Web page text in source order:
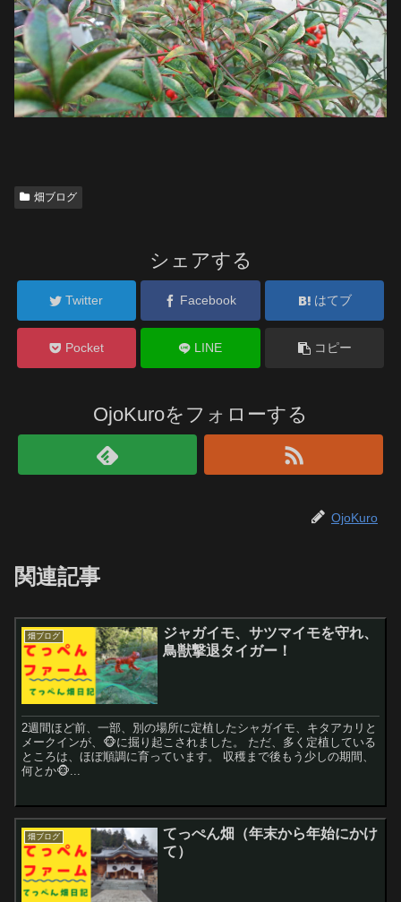
畑ブログ
シェアする
Twitter Facebook はてブ
Pocket LINE コピー
OjoKuroをフォローする
OjoKuro
関連記事
畑ブログ
ジャガイモ、サツマイモを守れ、
鳥獣撃退タイガー！
2週間ほど前、一部、別の場所に定植したシャガイモ、キタアカリと
メークインが、🐵に掘り起こされました。 ただ、多く定植している
ところは、ほぼ順調に育っています。 収穫まで後もう少しの期間、
何とか🐵...
畑ブログ
てっぺん畑（年末から年始にかけ
て）